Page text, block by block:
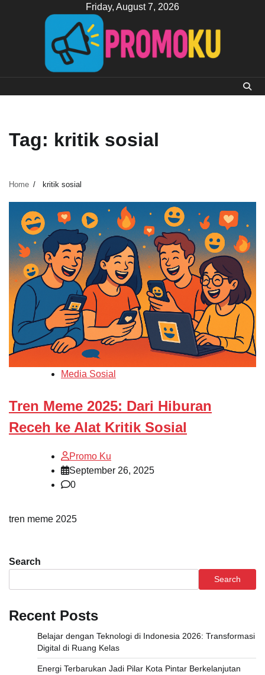
Friday, August 7, 2026
Tag: kritik sosial
Home kritik sosial
Media Sosial
Tren Meme 2025: Dari Hiburan
Receh ke Alat Kritik Sosial
Promo Ku
September 26, 2025
0
tren meme 2025
Search
Search
Recent Posts
Belajar dengan Teknologi di Indonesia 2026: Transformasi
Digital di Ruang Kelas
Energi Terbarukan Jadi Pilar Kota Pintar Berkelanjutan